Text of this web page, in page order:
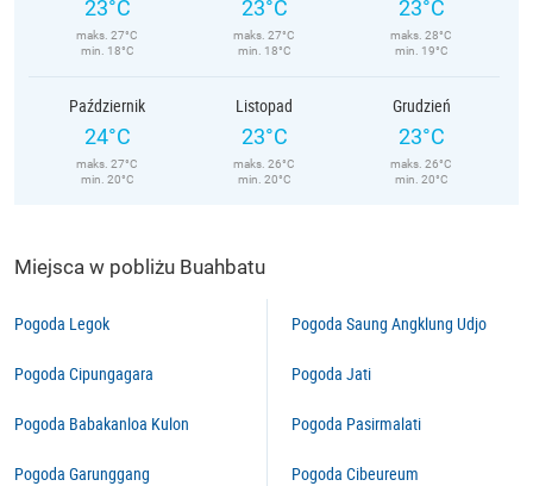
23°C
maks. 27°C
min. 18°C
23°C
maks. 27°C
min. 18°C
23°C
maks. 28°C
min. 19°C
Październik
24°C
maks. 27°C
min. 20°C
Listopad
23°C
maks. 26°C
min. 20°C
Grudzień
23°C
maks. 26°C
min. 20°C
Miejsca w pobliżu Buahbatu
Pogoda Legok
Pogoda Cipungagara
Pogoda Babakanloa Kulon
Pogoda Garunggang
Pogoda Saung Angklung Udjo
Pogoda Jati
Pogoda Pasirmalati
Pogoda Cibeureum